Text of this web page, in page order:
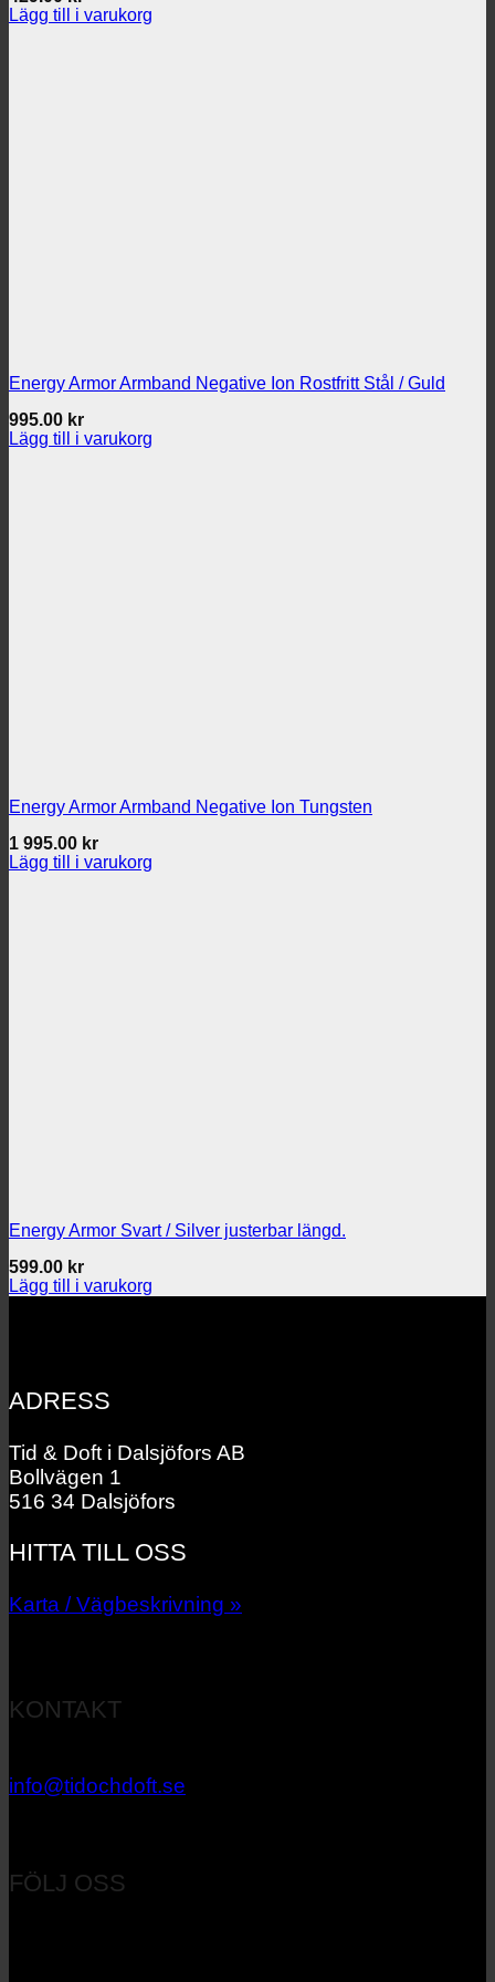
Lägg till i varukorg
Energy Armor Armband Negative Ion Rostfritt Stål / Guld
995.00 kr
Lägg till i varukorg
Energy Armor Armband Negative Ion Tungsten
1 995.00 kr
Lägg till i varukorg
Energy Armor Svart / Silver justerbar längd.
599.00 kr
Lägg till i varukorg
ADRESS
Tid & Doft i Dalsjöfors AB
Bollvägen 1
516 34 Dalsjöfors
HITTA TILL OSS
Karta / Vägbeskrivning »
KONTAKT
info@tidochdoft.se
FÖLJ OSS